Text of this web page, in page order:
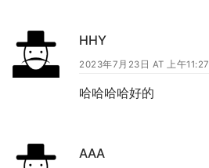
HHY
2023年7月23日 AT 上午11:27
哈哈哈哈好的
AAA